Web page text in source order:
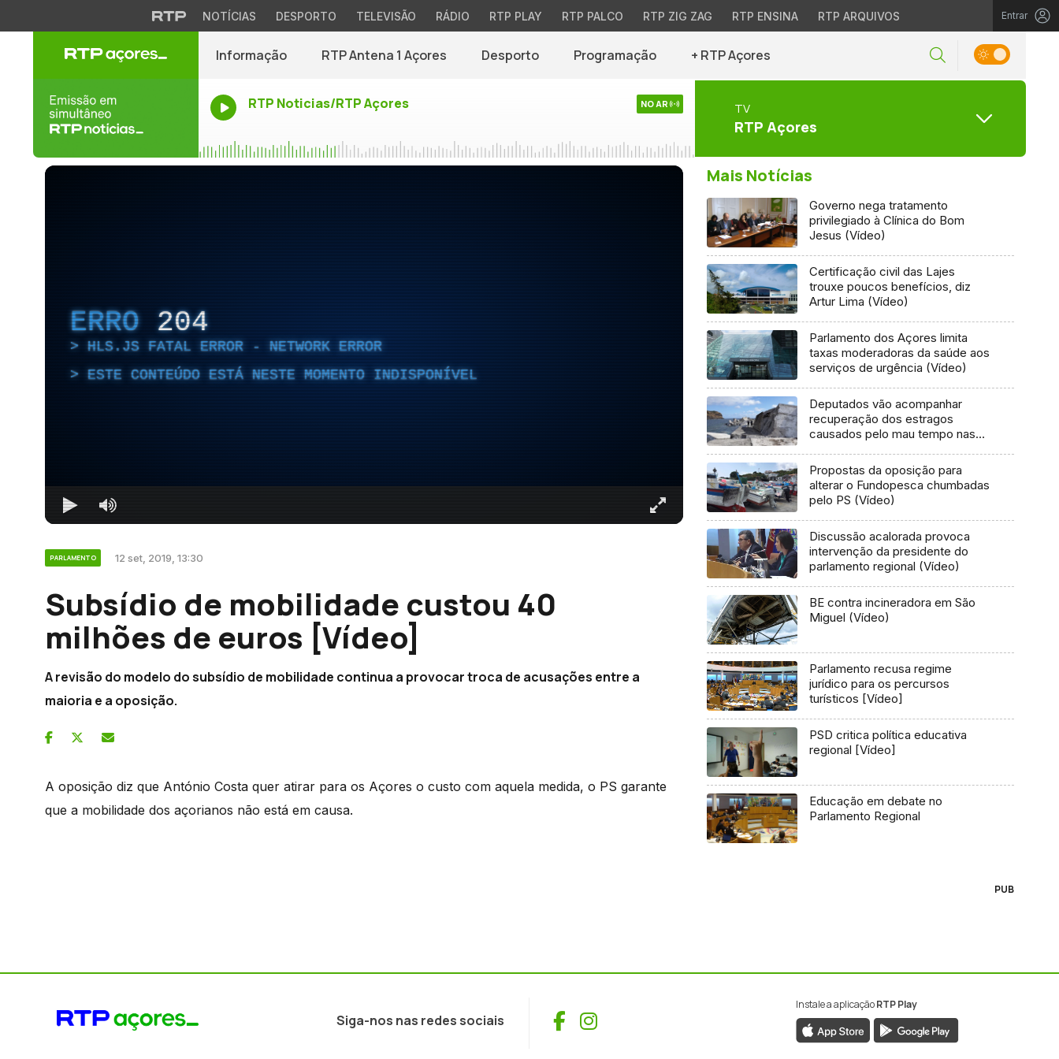
NOTÍCIAS DESPORTO TELEVISÃO RÁDIO RTP PLAY RTP PALCO RTP ZIG ZAG RTP ENSINA RTP ARQUIVOS Entrar
Informação RTP Antena 1 Açores Desporto Programação + RTP Açores
RTP Noticias/RTP Açores NO AR TV
RTP Açores
ERRO 204
HLS.JS FATAL ERROR - NETWORK ERROR
ESTE CONTEÚDO ESTÁ NESTE MOMENTO INDISPONÍVEL
PARLAMENTO 12 set, 2019, 13:30
Subsídio de mobilidade custou 40
milhões de euros [Vídeo]
A revisão do modelo do subsídio de mobilidade continua a provocar troca de acusações entre a
maioria e a oposição.
A oposição diz que António Costa quer atirar para os Açores o custo com aquela medida, o PS garante
que a mobilidade dos açorianos não está em causa.
Mais Notícias
Governo nega tratamento
privilegiado à Clínica do Bom
Jesus (Vídeo)
Certificação civil das Lajes
trouxe poucos benefícios, diz
Artur Lima (Vídeo)
Parlamento dos Açores limita
taxas moderadoras da saúde aos
serviços de urgência (Vídeo)
Deputados vão acompanhar
recuperação dos estragos
causados pelo mau tempo nas
Propostas da oposição para
alterar o Fundopesca chumbadas
pelo PS (Vídeo)
Discussão acalorada provoca
intervenção da presidente do
parlamento regional (Vídeo)
BE contra incineradora em São
Miguel (Vídeo)
Parlamento recusa regime
jurídico para os percursos
turísticos [Vídeo]
PSD critica política educativa
regional [Vídeo]
Educação em debate no
Parlamento Regional
PUB
Siga-nos nas redes sociais Facebook
Instagram
Instale a aplicaçãoRTP Play